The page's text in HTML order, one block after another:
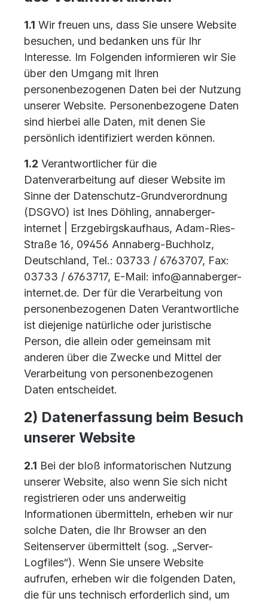
1.1 Wir freuen uns, dass Sie unsere Website
besuchen, und bedanken uns für Ihr
Interesse. Im Folgenden informieren wir Sie
über den Umgang mit Ihren
personenbezogenen Daten bei der Nutzung
unserer Website. Personenbezogene Daten
sind hierbei alle Daten, mit denen Sie
persönlich identifiziert werden können.
1.2 Verantwortlicher für die
Datenverarbeitung auf dieser Website im
Sinne der Datenschutz-Grundverordnung
(DSGVO) ist Ines Döhling, annaberger-
internet | Erzgebirgskaufhaus, Adam-Ries-
Straße 16, 09456 Annaberg-Buchholz,
Deutschland, Tel.: 03733 / 6763707, Fax:
03733 / 6763717, E-Mail: info@annaberger-
internet.de. Der für die Verarbeitung von
personenbezogenen Daten Verantwortliche
ist diejenige natürliche oder juristische
Person, die allein oder gemeinsam mit
anderen über die Zwecke und Mittel der
Verarbeitung von personenbezogenen
Daten entscheidet.
2) Datenerfassung beim Besuch
unserer Website
2.1 Bei der bloß informatorischen Nutzung
unserer Website, also wenn Sie sich nicht
registrieren oder uns anderweitig
Informationen übermitteln, erheben wir nur
solche Daten, die Ihr Browser an den
Seitenserver übermittelt (sog. „Server-
Logfiles“). Wenn Sie unsere Website
aufrufen, erheben wir die folgenden Daten,
die für uns technisch erforderlich sind, um